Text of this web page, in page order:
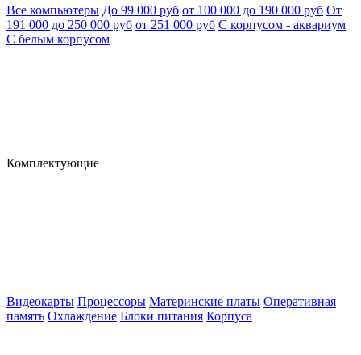
Все компьютеры До 99 000 руб от 100 000 до 190 000 руб От
191 000 до 250 000 руб от 251 000 руб С корпусом - аквариум
С белым корпусом
Комплектующие
Видеокарты Процессоры Материнские платы Оперативная
память Охлаждение Блоки питания Корпуса